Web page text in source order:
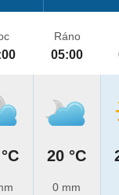
Ráno
05:00
20 °C
0 mm